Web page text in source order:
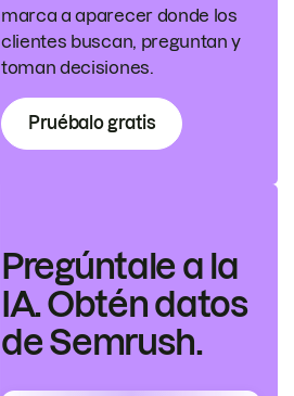
marca a aparecer donde los
clientes buscan, preguntan y
toman decisiones.
Pruébalo gratis
Pregúntale a la
IA. Obtén datos
de Semrush.